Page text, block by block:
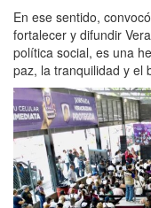
En ese sentido,
fortalecer y difundir
política social, es una
paz, la tranquilidad y el